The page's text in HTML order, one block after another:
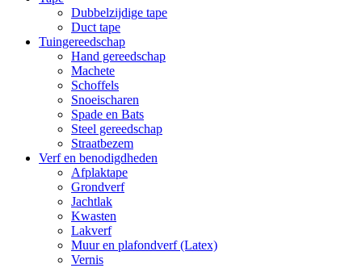
Dubbelzijdige tape
Duct tape
Tuingereedschap
Hand gereedschap
Machete
Schoffels
Snoeischaren
Spade en Bats
Steel gereedschap
Straatbezem
Verf en benodigdheden
Afplaktape
Grondverf
Jachtlak
Kwasten
Lakverf
Muur en plafondverf (Latex)
Vernis